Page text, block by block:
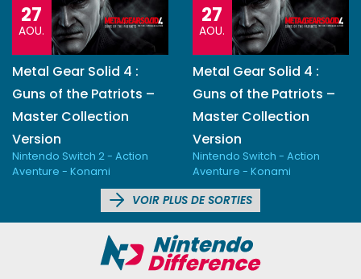
27
AOU.
Metal Gear Solid 4 :
Guns of the Patriots –
Master Collection
Version
Nintendo Switch 2 - Action
Aventure - Konami
27
AOU.
Metal Gear Solid 4 :
Guns of the Patriots –
Master Collection
Version
Nintendo Switch - Action
Aventure - Konami
VOIR PLUS DE SORTIES